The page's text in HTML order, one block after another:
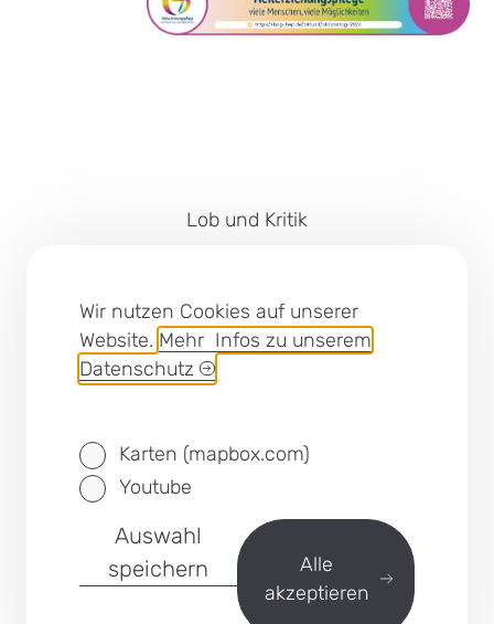
Wir nutzen Cookies auf unserer
Website. Mehr Infos zu unserem
Datenschutz
Karten (mapbox.com)
Youtube
Auswahl
speichern
Alle
akzeptieren
zurück
Lob und Kritik
Barrierefreiheit
Cookies
SEB Leipzig bei Facebook